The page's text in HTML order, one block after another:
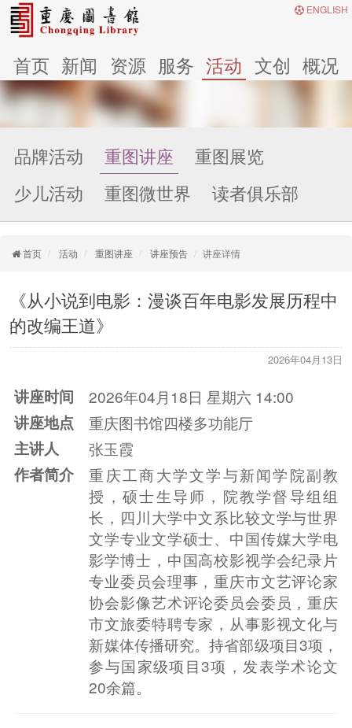
ENGLISH
首页 新闻 资源 服务 活动 文创 概况
品牌活动 重图讲座
重图展览
少儿活动
重图微世界 读者俱乐部
首页 活动 重图讲座 讲座预告 讲座详情
《从小说到电影：漫谈百年电影发展历程中
的改编王道》
2026年04月13日
讲座时间
2026年04月18日 星期六 14:00
讲座地点
重庆图书馆四楼多功能厅
主讲人
张玉霞
作者简介
重庆工商大学文学与新闻学院副教
授，硕士生导师，院教学督导组组
长，四川大学中文系比较文学与世界
文学专业文学硕士、中国传媒大学电
影学博士，中国高校影视学会纪录片
专业委员会理事，重庆市文艺评论家
协会影像艺术评论委员会委员，重庆
市文旅委特聘专家，从事影视文化与
新媒体传播研究。持省部级项目3项，
参与国家级项目3项，发表学术论文
20余篇。